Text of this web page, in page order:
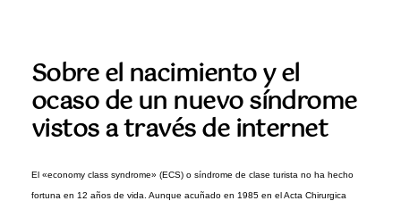
Sobre el nacimiento y el
ocaso de un nuevo síndrome
vistos a través de internet
El «economy class syndrome» (ECS) o síndrome de clase turista no ha hecho
fortuna en 12 años de vida. Aunque acuñado en 1985 en el Acta Chirurgica